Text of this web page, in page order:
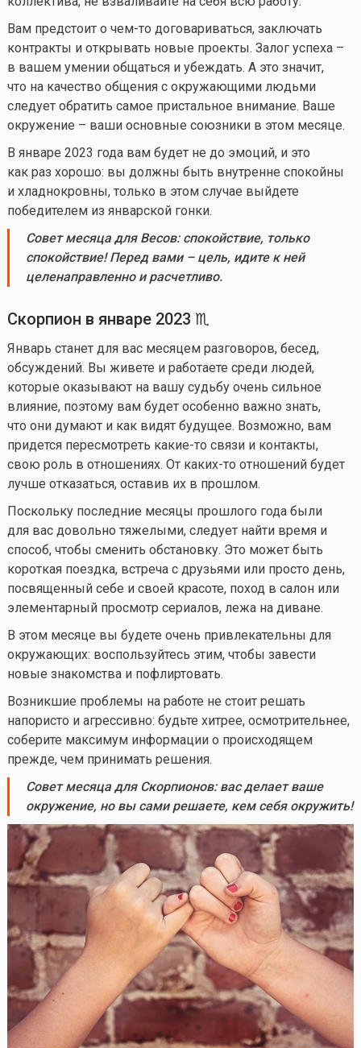
Вам предстоит о чем-то договариваться, заключать
контракты и открывать новые проекты. Залог успеха –
в вашем умении общаться и убеждать. А это значит,
что на качество общения с окружающими людьми
следует обратить самое пристальное внимание. Ваше
окружение – ваши основные союзники в этом месяце.
В январе 2023 года вам будет не до эмоций, и это
как раз хорошо: вы должны быть внутренне спокойны
и хладнокровны, только в этом случае выйдете
победителем из январской гонки.
Совет месяца для Весов: спокойствие, только
спокойствие! Перед вами – цель, идите к ней
целенаправленно и расчетливо.
Скорпион в январе2023 ♏
Январь станет для вас месяцем разговоров, бесед,
обсуждений. Вы живете и работаете среди людей,
которые оказывают на вашу судьбу очень сильное
влияние, поэтому вам будет особенно важно знать,
что они думают и как видят будущее. Возможно, вам
придется пересмотреть какие-то связи и контакты,
свою роль в отношениях. От каких-то отношений будет
лучше отказаться, оставив их в прошлом.
Поскольку последние месяцы прошлого года были
для вас довольно тяжелыми, следует найти время и
способ, чтобы сменить обстановку. Это может быть
короткая поездка, встреча с друзьями или просто день,
посвященный себе и своей красоте, поход в салон или
элементарный просмотр сериалов, лежа на диване.
В этом месяце вы будете очень привлекательны для
окружающих: воспользуйтесь этим, чтобы завести
новые знакомства и пофлиртовать.
Возникшие проблемы на работе не стоит решать
напористо и агрессивно: будьте хитрее, осмотрительнее,
соберите максимум информации о происходящем
прежде, чем принимать решения.
Совет месяца для Скорпионов: вас делает ваше
окружение, но вы сами решаете, кем себя окружить!